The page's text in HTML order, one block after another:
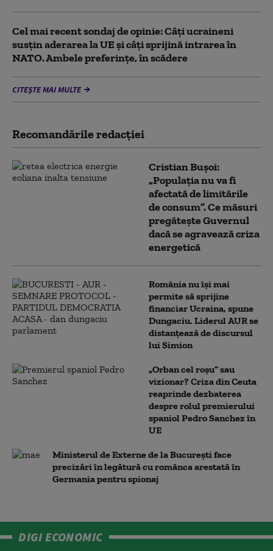
Cel mai recent sondaj de opinie: Câți ucraineni
susțin aderarea la UE și câți sprijină intrarea în
NATO. Ambele preferințe, în scădere
CITEȘTE MAI MULTE
Recomandările redacţiei
Cristian Bușoi:
„Populația nu va fi
afectată de limitările
de consum”. Ce măsuri
pregătește Guvernul
dacă se agravează criza
energetică
România nu își mai
permite să sprijine
financiar Ucraina, spune
Dungaciu. Liderul AUR se
distanțează de discursul
lui Simion
„Orban cel roșu” sau
vizionar? Criza din Ceuta
reaprinde dezbaterea
despre rolul premierului
spaniol Pedro Sanchez în
UE
Ministerul de Externe de la București face
precizări în legătură cu românca arestată în
Germania pentru spionaj
DIGI ECONOMIC